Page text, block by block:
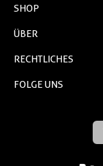
SHOP
ÜBER
RECHTLICHES
FOLGE UNS